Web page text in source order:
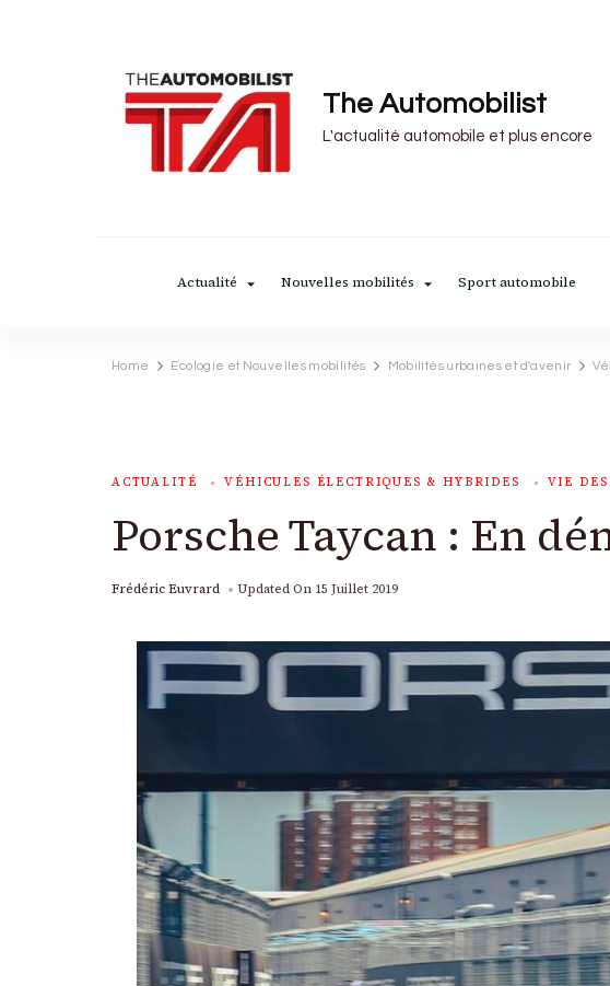
The Automobilist
L'actualité automobile et plus encore
Actualité Nouvelles mobilités Sport automobile
Home Ecologie et Nouvelles mobilités Mobilités urbaines et d'avenir
ACTUALITÉ VÉHICULES ÉLECTRIQUES & HYBRIDES VIE DES
Porsche Taycan : En
Frédéric Euvrard Updated On 15 Juillet 2019